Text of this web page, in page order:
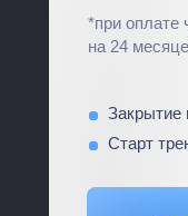
Старт
Закрытие
*при оплате
на 24